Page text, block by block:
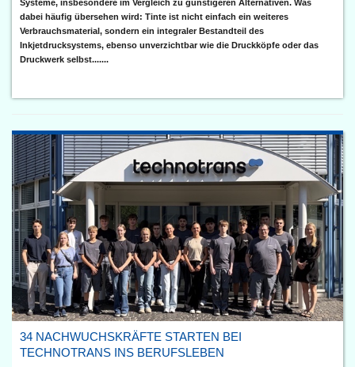
Systeme, insbesondere im Vergleich zu günstigeren Alternativen. Was
dabei häufig übersehen wird: Tinte ist nicht einfach ein weiteres
Verbrauchsmaterial, sondern ein integraler Bestandteil des
Inkjetdrucksystems, ebenso unverzichtbar wie die Druckköpfe oder das
Druckwerk selbst.......
34 NACHWUCHSKRÄFTE STARTEN BEI
TECHNOTRANS INS BERUFSLEBEN